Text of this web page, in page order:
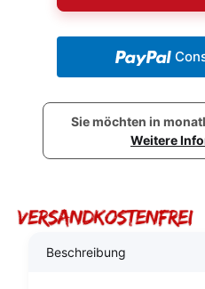
Sie möchten in
Weitere
Beschreibung